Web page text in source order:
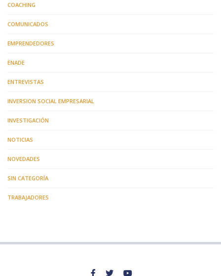
COACHING
COMUNICADOS
EMPRENDEDORES
ENADE
ENTREVISTAS
INVERSION SOCIAL EMPRESARIAL
INVESTIGACIÓN
NOTICIAS
NOVEDADES
SIN CATEGORÍA
TRABAJADORES